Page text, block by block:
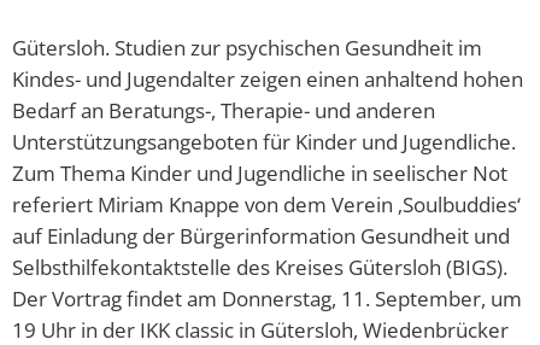
Gütersloh. Studien zur psychischen Gesundheit im
Kindes- und Jugendalter zeigen einen anhaltend hohen
Bedarf an Beratungs-, Therapie- und anderen
Unterstützungsangeboten für Kinder und Jugendliche.
Zum Thema Kinder und Jugendliche in seelischer Not
referiert Miriam Knappe von dem Verein ‚Soulbuddies‘
auf Einladung der Bürgerinformation Gesundheit und
Selbsthilfekontaktstelle des Kreises Gütersloh (BIGS).
Der Vortrag findet am Donnerstag, 11. September, um
19 Uhr in der IKK classic in Gütersloh, Wiedenbrücker